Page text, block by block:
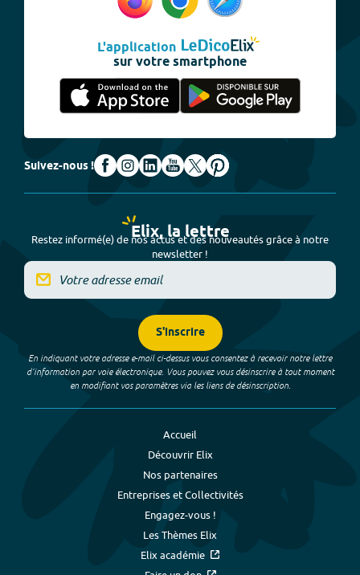
L'application
sur votre smartphone
Suivez-nous !
Elix, la lettre
Restez informé(e) de nos actus et des nouveautés grâce à notre
newsletter !
S'inscrire
En indiquant votre adresse e-mail ci-dessus vous consentez à recevoir notre lettre
d’information par voie électronique. Vous pouvez vous désinscrire à tout moment
en modifiant vos paramètres via les liens de désinscription.
Accueil
Découvrir Elix
Nos partenaires
Entreprises et Collectivités
Engagez-vous !
Les Thèmes Elix
Elix académie